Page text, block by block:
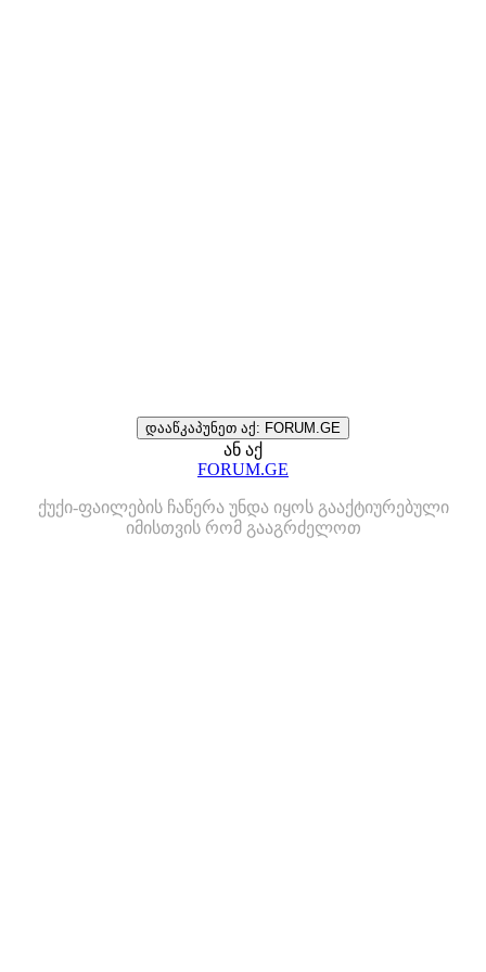
დააწკაპუნეთ აქ: FORUM.GE
ან აქ
FORUM.GE
ქუქი-ფაილების ჩაწერა უნდა იყოს გააქტიურებული
იმისთვის რომ გააგრძელოთ